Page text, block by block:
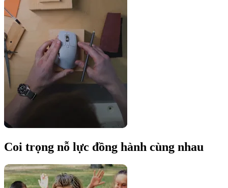
Coi trọng nỗ lực đồng hành cùng nhau